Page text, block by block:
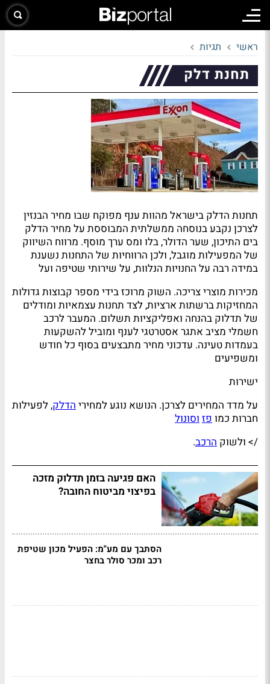
ראשי תגיות
תחנת דלק
תחנות הדלק בישראל מהוות ענף מפוקח שבו מחיר הבנזין
לצרכן נקבע בנוסחה ממשלתית המבוססת על מחיר הדלק
בים התיכון, שער הדולר, בלו ומס ערך מוסף. מרווח השיווק
של המפעילות מוגבל, ולכן הרווחיות של התחנות נשענת
במידה רבה על החנויות הנלוות, על שירותי שטיפה ועל
מכירות מוצרי צריכה. השוק מרוכז בידי מספר קבוצות גדולות
המחזיקות ברשתות ארציות, לצד תחנות עצמאיות ומודלים
של תדלוק בהנחה ואפליקציות תשלום. המעבר לרכב
חשמלי מציב אתגר אסטרטגי לענף ומוביל להשקעות
בעמדות טעינה. עדכוני מחיר מתבצעים בסוף כל חודש
ומשפיעים
ישירות
על מדד המחירים לצרכן. הנושא נוגע למחיריהדלק, לפעילות
חברות כמופזוסונול
/> ולשוק הרכב.
האם פגיעה בזמן תדלוק מזכה
בפיצוי מביטוח החובה?
הסתבך עם מע"מ: הפעיל מכון שטיפת
רכב ומכר סולר בחצר